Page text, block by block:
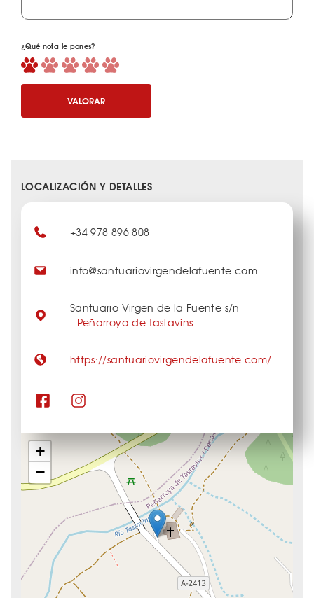
¿Qué nota le pones?
VALORAR
LOCALIZACIÓN Y DETALLES
+
−
+34 978 896 808
info@santuariovirgendelafuente.com
Santuario Virgen de la Fuente s/n
- Peñarroya de Tastavins
https://santuariovirgendelafuente.com/